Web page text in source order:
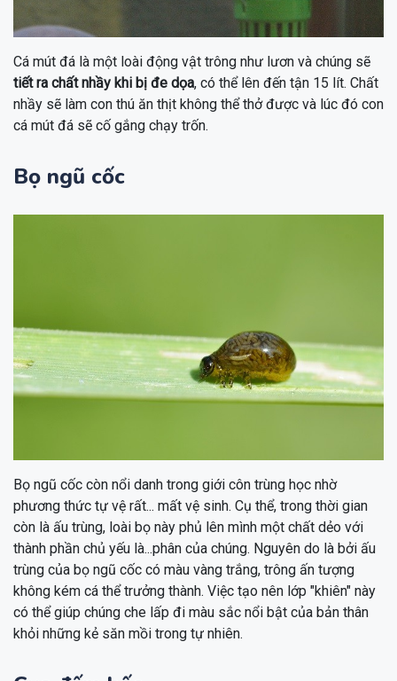
Cá mút đá là một loài động vật trông như lươn và chúng sẽ
tiết ra chất nhầy khi bị đe dọa, có thể lên đến tận 15 lít. Chất
nhầy sẽ làm con thú ăn thịt không thể thở được và lúc đó con
cá mút đá sẽ cố gắng chạy trốn.
Bọ ngũ cốc
Bọ ngũ cốc còn nổi danh trong giới côn trùng học nhờ
phương thức tự vệ rất... mất vệ sinh. Cụ thể, trong thời gian
còn là ấu trùng, loài bọ này phủ lên mình một chất dẻo với
thành phần chủ yếu là...phân của chúng. Nguyên do là bởi ấu
trùng của bọ ngũ cốc có màu vàng trắng, trông ấn tượng
không kém cá thể trưởng thành. Việc tạo nên lớp "khiên" này
có thể giúp chúng che lấp đi màu sắc nổi bật của bản thân
khỏi những kẻ săn mồi trong tự nhiên.